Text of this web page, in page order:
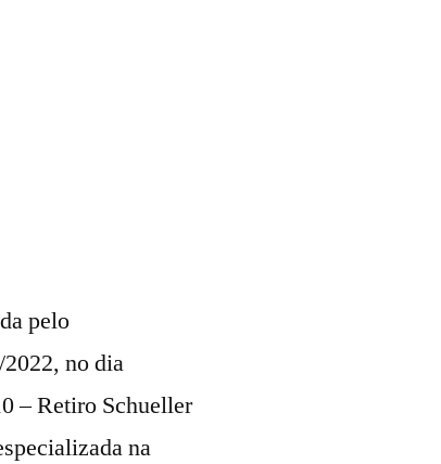
pelo
no dia
– Retiro Schueller
na